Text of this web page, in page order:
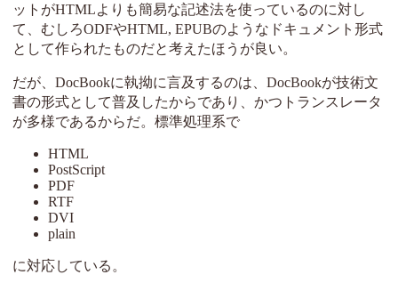
ットがHTMLよりも簡易な記述法を使っているのに対し
て、むしろODFやHTML, EPUBのようなドキュメント形式
として作られたものだと考えたほうが良い。
だが、DocBookに執拗に言及するのは、DocBookが技術文
書の形式として普及したからであり、かつトランスレータ
が多様であるからだ。標準処理系で
HTML
PostScript
PDF
RTF
DVI
plain
に対応している。